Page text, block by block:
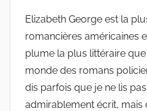
Elizabeth George est la
romancières américaines
plume la plus littéraire que
monde des romans
dis parfois que je ne lis
admirablement écrit, mais